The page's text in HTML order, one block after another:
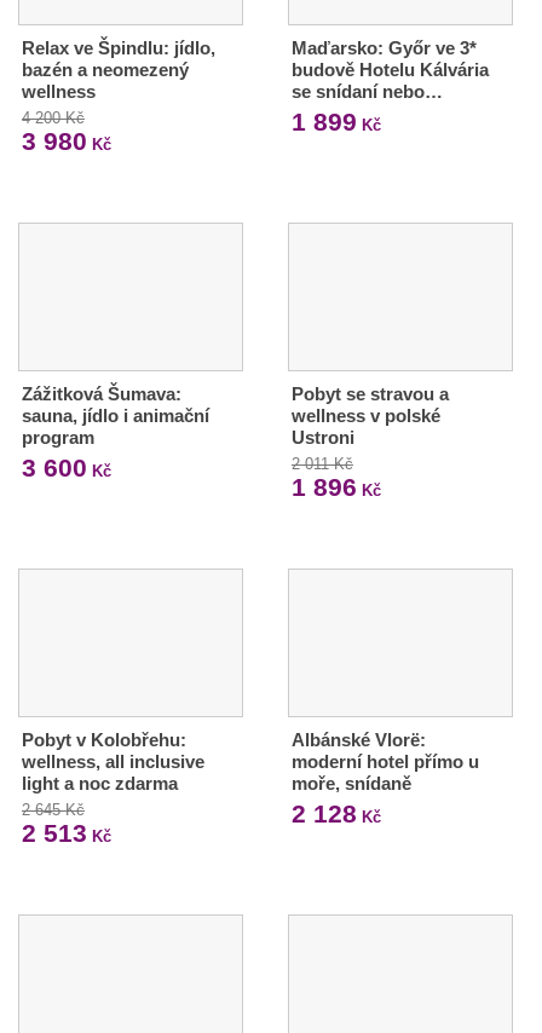
Relax ve Špindlu: jídlo,
bazén a neomezený
wellness
4 200 Kč
3 980 Kč
Maďarsko: Győr ve 3*
budově Hotelu Kálvária
se snídaní nebo…
1 899 Kč
Zážitková Šumava:
sauna, jídlo i animační
program
3 600 Kč
Pobyt se stravou a
wellness v polské
Ustroni
2 011 Kč
1 896 Kč
Pobyt v Kolobřehu:
wellness, all inclusive
light a noc zdarma
2 645 Kč
2 513 Kč
Albánské Vlorë:
moderní hotel přímo u
moře, snídaně
2 128 Kč